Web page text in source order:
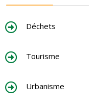
Déchets
Tourisme
Urbanisme